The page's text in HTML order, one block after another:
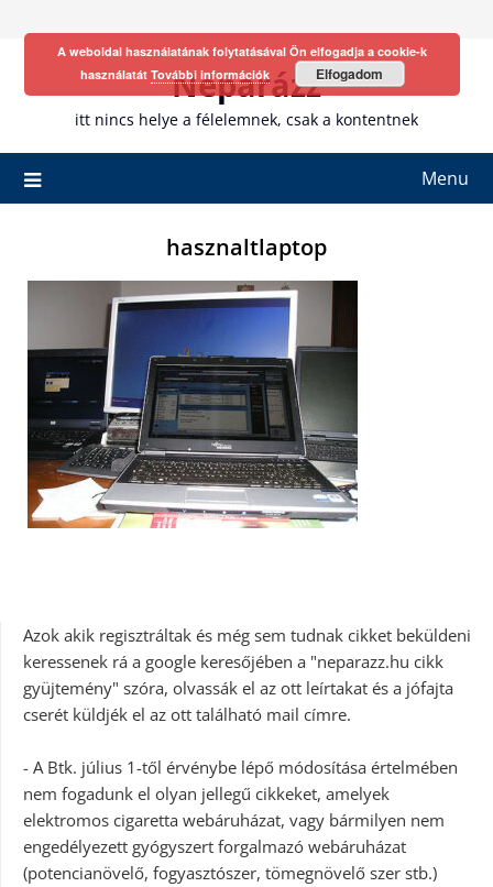
Neparázz
itt nincs helye a félelemnek, csak a kontentnek
Menu
hasznaltlaptop
Azok akik regisztráltak és még sem tudnak cikket beküldeni
keressenek rá a google keresőjében a "neparazz.hu cikk
gyüjtemény" szóra, olvassák el az ott leírtakat és a jófajta
cserét küldjék el az ott található mail címre.
- A Btk. július 1-től érvénybe lépő módosítása értelmében
nem fogadunk el olyan jellegű cikkeket, amelyek
elektromos cigaretta webáruházat, vagy bármilyen nem
engedélyezett gyógyszert forgalmazó webáruházat
(potencianövelő, fogyasztószer, tömegnövelő szer stb.)
A weboldal használatának folytatásával Ön elfogadja a cookie-k
használatát További információk Elfogadom